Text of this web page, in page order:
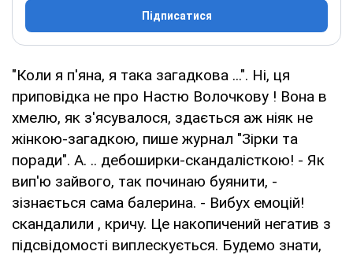
Підписатися
"Коли я п'яна, я така загадкова ...". Ні, ця
приповідка не про Настю Волочкову ! Вона в
хмелю, як з'ясувалося, здається аж ніяк не
жінкою-загадкою, пише журнал "Зірки та
поради". А. .. дебоширки-скандалісткою! - Як
вип'ю зайвого, так починаю буянити, -
зізнається сама балерина. - Вибух емоцій!
скандалили , кричу. Це накопичений негатив з
підсвідомості виплескується. Будемо знати,